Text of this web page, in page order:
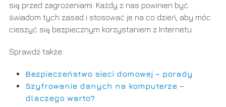
się przed zagrożeniami. Każdy z nas powinien być
świadom tych zasad i stosować je na co dzień, aby móc
cieszyć się bezpiecznym korzystaniem z Internetu.
Sprawdź także:
Bezpieczeństwo sieci domowej – porady
Szyfrowanie danych na komputerze –
dlaczego warto?